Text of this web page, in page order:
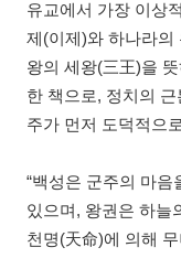
유교에서 가장 이상
제(이제)와 하나라의
왕의 세왕(三王)을
한 책으로, 정치의
주가 먼저 도덕적으
“백성은 군주의 마음
있으며, 왕권은 하늘
천명(天命)에 의해